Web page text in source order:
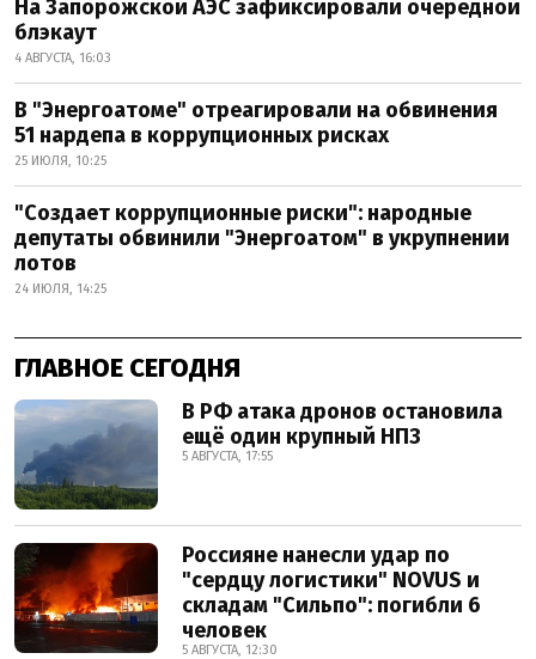
На Запорожской АЭС зафиксировали очередной
блэкаут
4 АВГУСТА, 16:03
В "Энергоатоме" отреагировали на обвинения
51 нардепа в коррупционных рисках
25 ИЮЛЯ, 10:25
"Создает коррупционные риски": народные
депутаты обвинили "Энергоатом" в укрупнении
лотов
24 ИЮЛЯ, 14:25
ГЛАВНОЕ СЕГОДНЯ
В РФ атака дронов остановила
ещё один крупный НПЗ
5 АВГУСТА, 17:55
Россияне нанесли удар по
"сердцу логистики" NOVUS и
складам "Сильпо": погибли 6
человек
5 АВГУСТА, 12:30